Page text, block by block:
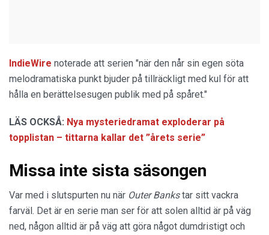
IndieWire noterade att serien "när den når sin egen söta
melodramatiska punkt bjuder på tillräckligt med kul för att
hålla en berättelsesugen publik med på spåret."
LÄS OCKSÅ: Nya mysteriedramat exploderar på
topplistan – tittarna kallar det ”årets serie”
Missa inte sista säsongen
Var med i slutspurten nu när Outer Bankstar sitt vackra
farväl. Det är en serie man ser för att solen alltid är på väg
ned, någon alltid är på väg att göra något dumdristigt och